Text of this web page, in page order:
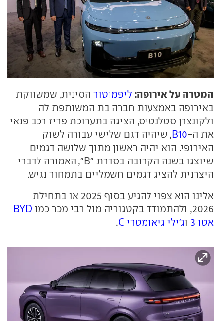
המטרה על אירופה: ליפמוטור הסינית, שמשווקת
באירופה באמצעות חברה בת המשותפת לה
ולקונצרן סטלנטיס, הציגה בתערוכת פריז רכב פנאי
את ה-B10, שיהיה דגם שלישי עבורה לשוק
האירופי. הוא יהיה ראשון מתוך שלושה דגמים
שיוצגו בשנה הקרובה בסדרת "B", האמורה לדברי
היצרנית להציג דגמים חשמליים בתמחור נגיש.
אלינו הוא צפוי להגיע בסוף 2025 או בתחילת
2026, ולהתמודד בקטגוריה מול רבי מכר כמו
BYD
אטו 3
וג'ילי גיאומטרי C .